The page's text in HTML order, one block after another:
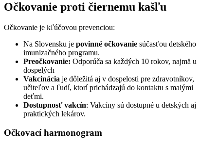
Očkovanie proti čiernemu kašľu
Očkovanie je kľúčovou prevenciou:
Na Slovensku je povinné očkovanie súčasťou detského
imunizačného programu.
Preočkovanie: Odporúča sa každých 10 rokov, najmä u
dospelých
Vakcinácia je dôležitá aj v dospelosti pre zdravotníkov,
učiteľov a ľudí, ktorí prichádzajú do kontaktu s malými
deťmi.
Dostupnosť vakcín: Vakcíny sú dostupné u detských aj
praktických lekárov.
Očkovací harmonogram